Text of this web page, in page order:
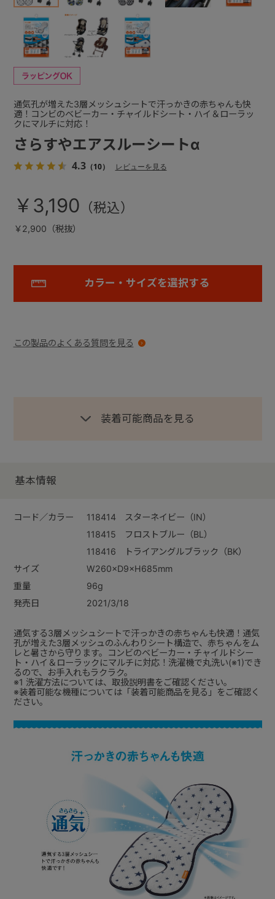
さらすやエアスルーシートα
4.3（10） レビューを見る
通気孔が増えた3層メッシュシートで汗っかきの赤ちゃんも快
適！コンビのベビーカー・チャイルドシート・ハイ＆ローラッ
クにマルチに対応！
￥3,190
￥2,900（税抜）
カラー・サイズを選択する
この製品のよくある質問を見る
基本情報
コード／カラー
118414 スターネイビー（IN）
118415 フロストブルー（BL）
118416 トライアングルブラック（BK）
サイズ
W260×D9×H685mm
重量
96g
発売日
2021/3/18
装着可能商品を見る
通気する3層メッシュシートで汗っかきの赤ちゃんも快適！通気
孔が増えた3層メッシュのふんわりシート構造で、赤ちゃんをム
レと暑さから守ります。コンビのベビーカー・チャイルドシー
ト・ハイ＆ローラックにマルチに対応！洗濯機で丸洗い(※1)でき
るので、お手入れもラクラク。
※1 洗濯方法については、取扱説明書をご確認ください。
※装着可能な機種については「装着可能商品を見る」をご確認く
ださい。